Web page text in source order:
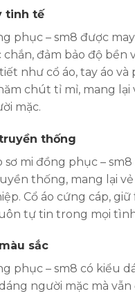
tinh tế
phục – sm8 được
chắn, đảm bảo độ bền
như cổ áo, tay áo và
chút tỉ mỉ, mang lại
mặc.
thống
sơ mi đồng phục –
thống, mang lại vẻ
Cổ áo cứng cáp,
tự tin trong mọi
sắc
phục – sm8 có kiểu
người mặc mà vẫn